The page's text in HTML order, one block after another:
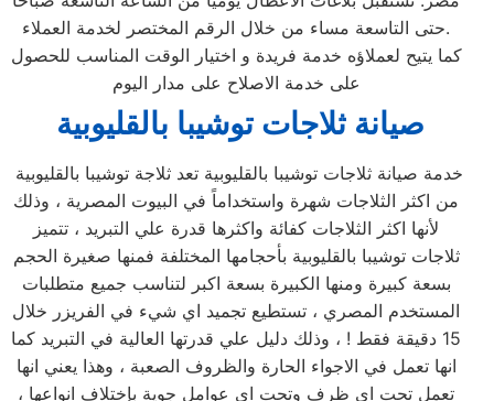
حتى التاسعة مساء من خلال الرقم المختصر لخدمة العملاء.
كما يتيح لعملاؤه خدمة فريدة و اختيار الوقت المناسب للحصول
على خدمة الاصلاح على مدار اليوم
صيانة ثلاجات توشيبا بالقليوبية
من اكثر الثلاجات شهرة واستخداماً في البيوت المصرية ، وذلك
لأنها اكثر الثلاجات كفائة واكثرها قدرة علي التبريد ، تتميز
ثلاجات توشيبا بالقليوبية بأحجامها المختلفة فمنها صغيرة الحجم
بسعة كبيرة ومنها الكبيرة بسعة اكبر لتناسب جميع متطلبات
المستخدم المصري ، تستطيع تجميد اي شيء في الفريزر خلال
15 دقيقة فقط ! ، وذلك دليل علي قدرتها العالية في التبريد كما
انها تعمل في الاجواء الحارة والظروف الصعبة ، وهذا يعني انها
تعمل تحت اي ظرف وتحت اي عوامل جوية بإختلاف انواعها ،